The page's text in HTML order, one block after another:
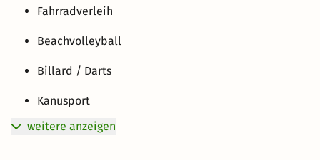
Fahrradverleih
Beachvolleyball
Billard / Darts
Kanusport
weitere anzeigen